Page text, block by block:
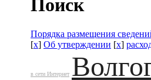
Поиск
Порядка размещения
[x] Об утверждении [x]
в сети Интернет